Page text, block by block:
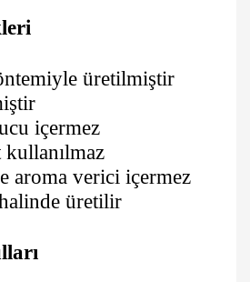
üretilmiştir
içermez
aroma verici içermez
üretilir